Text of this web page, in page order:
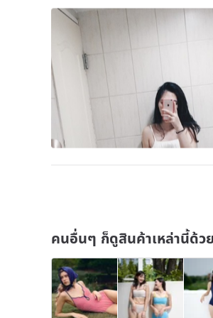
คนอื่นๆ ก็ดูสินค้าเหล่านี้ด้วย